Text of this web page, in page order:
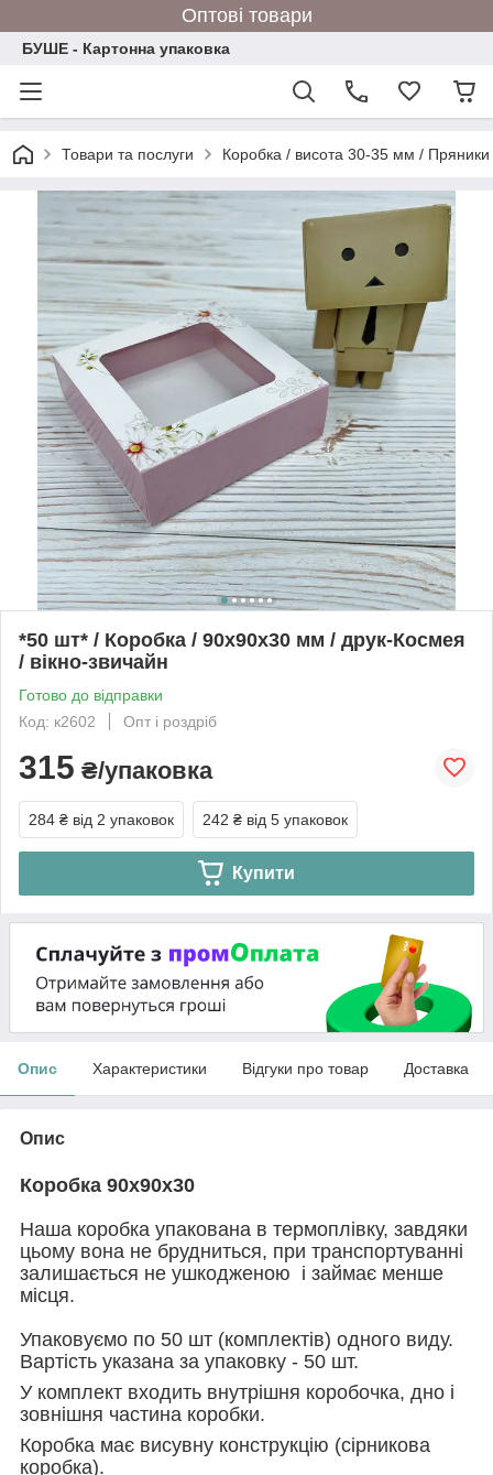
Оптові товари
БУШЕ - Картонна упаковка
Товари та послуги Коробка / висота 30-35 мм /
*50 шт* / Коробка / 90х90х30 мм / друк-Космея
/ вікно-звичайн
Готово до відправки
Код: к2602
Опт і роздріб
315 ₴/упаковка
284 ₴ від 2 упаковок 242 ₴ від 5 упаковок
Купити
Опис Характеристики Відгуки про товар Доставка
Опис
Коробка 90х90х30
Наша коробка упакована в термоплівку, завдяки
цьому вона не брудниться, при транспортуванні
залишається не ушкодженою і займає менше
місця.
Упаковуємо по 50 шт (комплектів) одного виду.
Вартість указана за упаковку - 50 шт.
У комплект входить внутрішня коробочка, дно і
зовнішня частина коробки.
Коробка має висувну конструкцію (сірникова
коробка).